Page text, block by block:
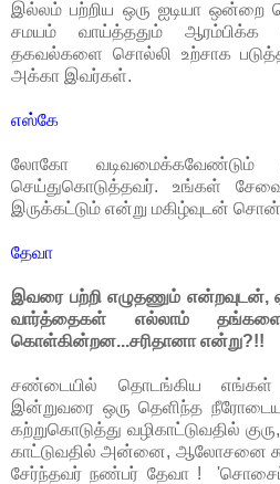
இல்லம் பற்றிய ஒரு ஐடியா ஒன்றை
சமயம் வாய்த்ததும் ஆரம்பிக்க
தகவல்களை சொல்லி உற்சாக
அக்கா இவர்கள்.
எஸ்கே
லோகோ வடிவமைக்கவேண்டும்
செய்துகொடுத்தவர். உங்கள்
இருக்கட்டும் என்று மகிழ்வுடன்
தேவா
இவரை பற்றி எழுதணும் என்றவுடன்,
வார்த்தைகள் எல்லாம் தங்களை
கொள்கின்றன...சரிதானா என்று?!!
சண்டையில் தொடங்கிய எங்கள்
இன்றுவரை ஒரு தெளிந்த
கற்றுகொடுத்து வழிகாட்டுவதில்
காட்டுவதில் அன்னை, ஆலோசனை
சேர்ந்தவர் நண்பர் தேவா !